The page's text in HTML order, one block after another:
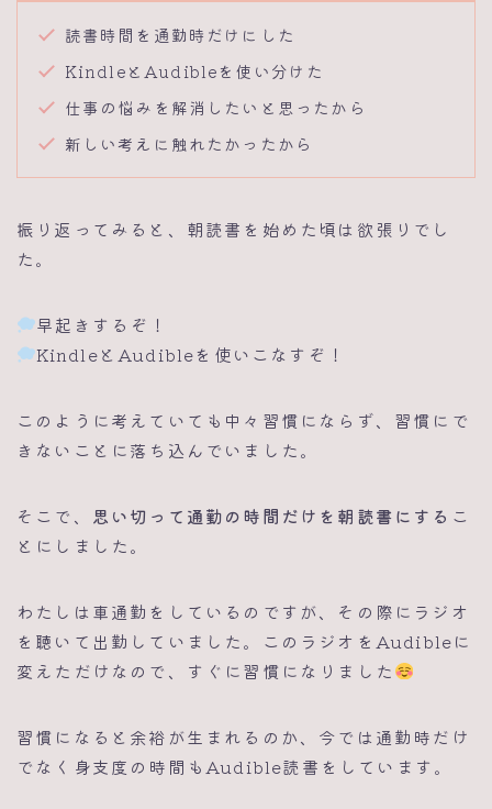
読書時間を通勤時だけにした
KindleとAudibleを使い分けた
仕事の悩みを解消したいと思ったから
新しい考えに触れたかったから
振り返ってみると、朝読書を始めた頃は欲張りでし
た。
早起きするぞ！
KindleとAudibleを使いこなすぞ！
このように考えていても中々習慣にならず、習慣にで
きないことに落ち込んでいました。
そこで、 思い切って通勤の時間だけを朝読書にする こ
とにしました。
わたしは車通勤をしているのですが、その際にラジオ
を聴いて出勤していました。このラジオをAudibleに
変えただけなので、すぐに習慣になりました
習慣になると余裕が生まれるのか、今では通勤時だけ
でなく身支度の時間もAudible読書をしています。